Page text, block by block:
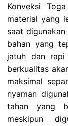
Konveksi
material yang
saat
bahan yang
jatuh dan rapi
berkualitas
maksimal
nyaman
tahan yang
meskipun